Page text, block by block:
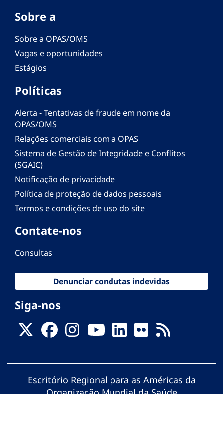
Sobre a
Sobre a OPAS/OMS
Vagas e oportunidades
Estágios
Políticas
Alerta - Tentativas de fraude em nome da
OPAS/OMS
Relações comerciais com a OPAS
Sistema de Gestão de Integridade e Conflitos
(SGAIC)
Notificação de privacidade
Política de proteção de dados pessoais
Termos e condições de uso do site
Contate-nos
Consultas
Denunciar condutas indevidas
Siga-nos
Escritório Regional para as Américas da
Organização Mundial da Saúde